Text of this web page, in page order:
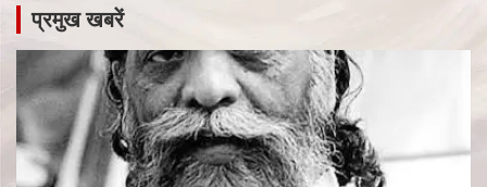
प्रमुख खबरें